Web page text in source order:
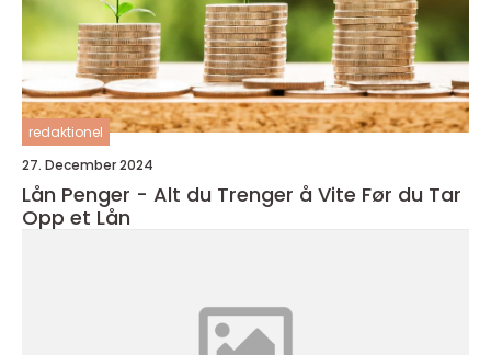
redaktionel
27. December 2024
Lån Penger - Alt du Trenger å Vite Før du Tar
Opp et Lån